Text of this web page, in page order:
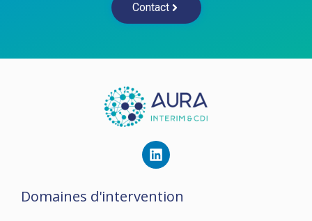
Contact
Domaines d'intervention